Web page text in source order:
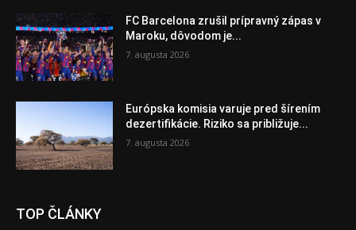
FC Barcelona zrušil prípravný zápas v
Maroku, dôvodom je...
7. augusta 2026
Európska komisia varuje pred šírením
dezertifikácie. Riziko sa približuje...
7. augusta 2026
TOP ČLÁNKY